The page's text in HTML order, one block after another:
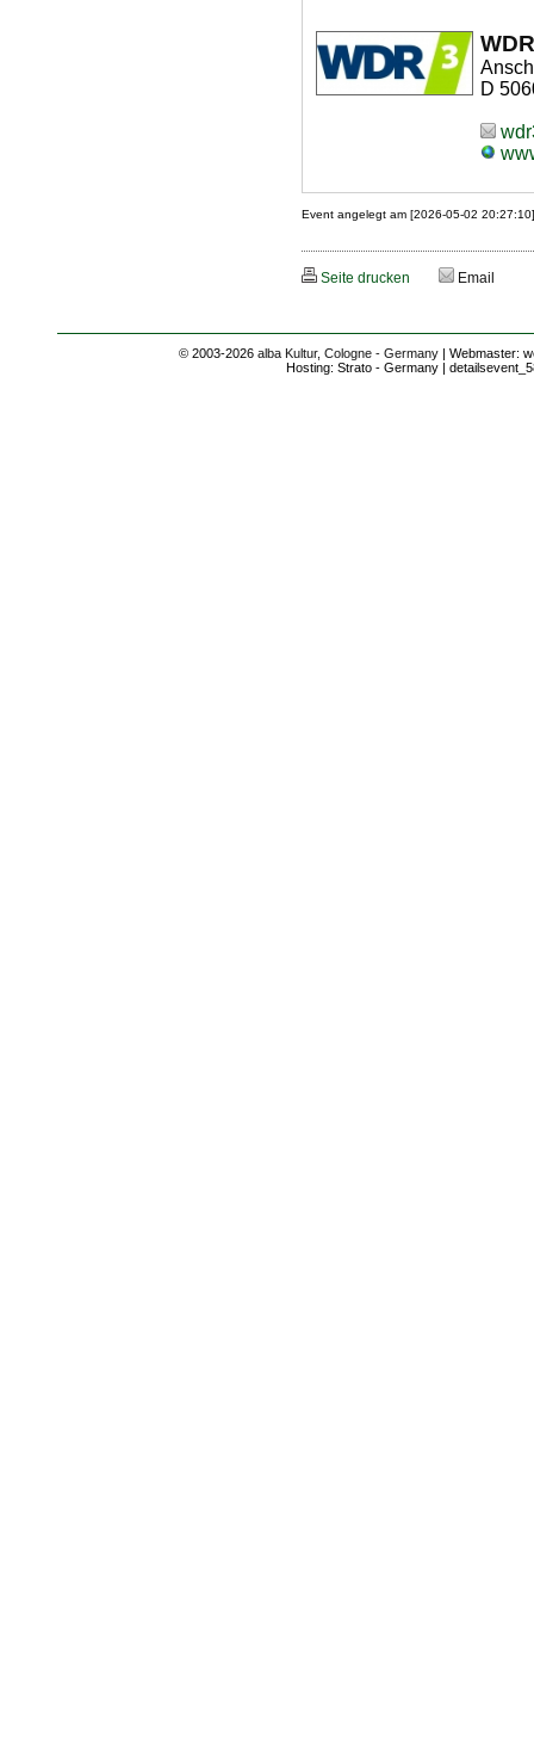
D
Event angelegt am [2026-05-02
Seite drucken Email
© 2003-2026 alba Kultur, Cologne - Germany | Webmaster:
Hosting: Strato - Germany |